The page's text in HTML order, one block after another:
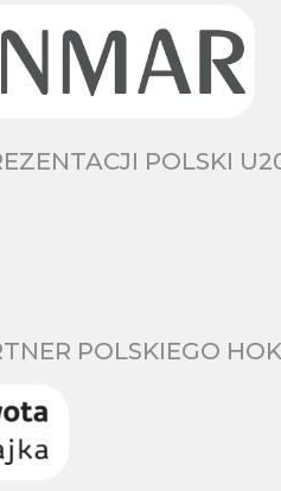
POLSKI
POLSKIEGO